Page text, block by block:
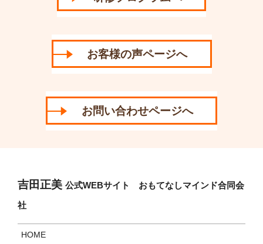
お客様の声ページへ
お問い合わせページへ
吉田正美 公式WEBサイト おもてなしマインド合同会
社
HOME